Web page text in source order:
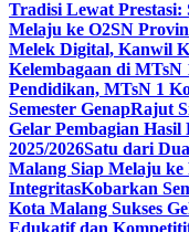
Tradisi Lewat
Melaju ke O2SN
Melek Digital, Kanwil
Kelembagaan di MTsN
Pendidikan, MTsN 1
Semester GenapRajut
Gelar Pembagian Hasil
2025/2026Satu dari
Malang Siap Melaju ke
IntegritasKobarkan
Kota Malang Sukses
Edukatif dan